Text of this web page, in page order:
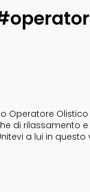
Operatore
di
a lui in